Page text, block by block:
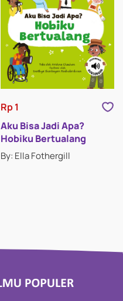
Rp 1
Aku Bisa Jadi Apa?
Hobiku Bertualang
By: Ella Fothergill